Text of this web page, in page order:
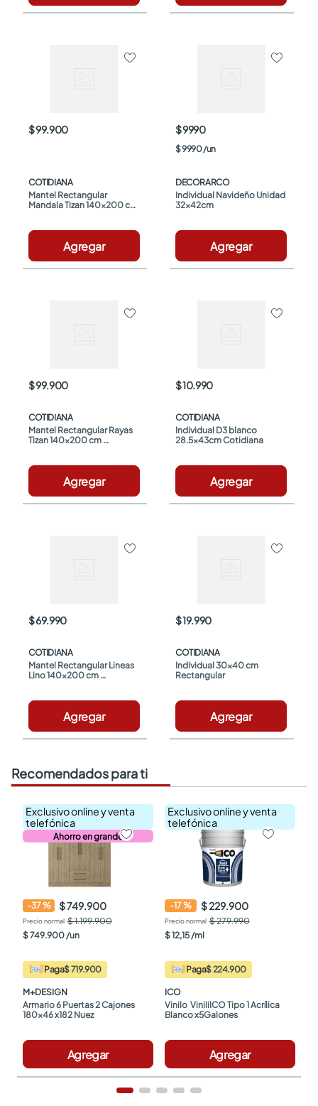
$ 99.900
COTIDIANA
Mantel Rectangular
Mandala Tizan 140x200 cm
Agregar
$ 9990
$9990/un
DECORARCO
Individual Navideño Unidad
32x42cm
Agregar
$ 99.900
COTIDIANA
Mantel Rectangular Rayas
Tizan 140x200 cm
Agregar
$ 10.990
COTIDIANA
Individual D3 blanco
28.5x43cm Cotidiana
Agregar
$ 69.990
COTIDIANA
Mantel Rectangular Lineas
Lino 140x200 cm
Agregar
$ 19.990
COTIDIANA
Individual 30x40 cm
Rectangular
Agregar
Recomendados para ti
Exclusivo online y venta
telefónica
Ahorro en grande
-37% $ 749.900
$ 1.199.900
$749.900/un
Paga$ 719.900
M+DESIGN
Armario 6 Puertas 2 Cajones
180x46 x182 Nuez
Agregar
Exclusivo online y venta
telefónica
-17% $ 229.900
$ 279.990
$12,15/ml
Paga$ 224.900
ICO
Vinilo  ViniliICO Tipo 1 Acrílica
Blanco x5Galones
Agregar